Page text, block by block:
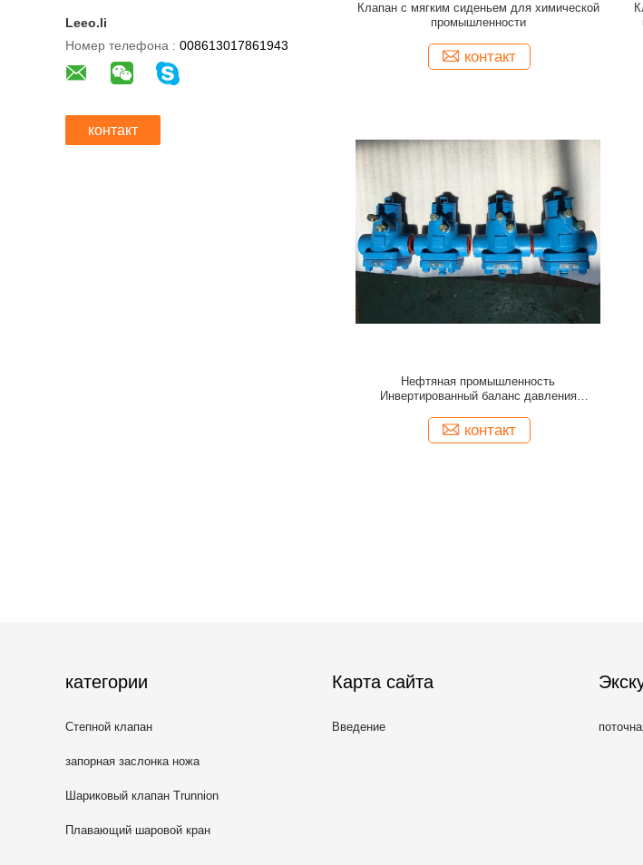
Leeo.li
Номер телефона : 008613017861943
контакт
Клапан с мягким сиденьем для химической
промышленности
контакт
Нефтяная промышленность
Инвертированный баланс давления
контакт
категории
Степной клапан
запорная заслонка ножа
Шариковый клапан Trunnion
Плавающий шаровой кран
Карта сайта
Введение